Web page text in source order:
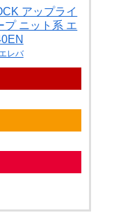
アップライ
プ ニット系 エ
レバ